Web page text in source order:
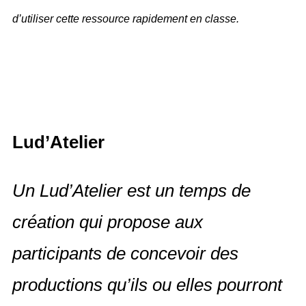
d’utiliser cette ressource rapidement en classe.
Lud’Atelier
Un Lud’Atelier est un temps de
création qui propose aux
participants de concevoir des
productions qu’ils ou elles pourront